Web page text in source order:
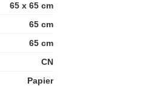
65 x 65 cm
65 cm
65 cm
CN
Papier